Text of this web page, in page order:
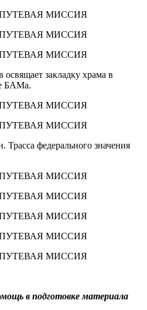
закладку храма в
БАМа.
федерального значения
в подготовке материала